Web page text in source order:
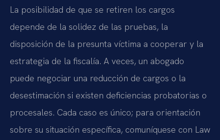
La posibilidad de que se retiren los cargos
depende de la solidez de las pruebas, la
disposición de la presunta víctima a cooperar y la
estrategia de la fiscalía. A veces, un abogado
puede negociar una reducción de cargos o la
desestimación si existen deficiencias probatorias o
procesales. Cada caso es único; para orientación
sobre su situación específica, comuníquese con Law